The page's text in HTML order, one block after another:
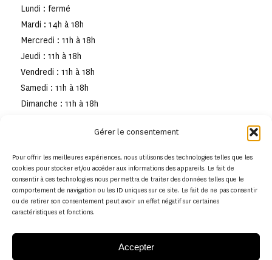
Gérer le consentement
Pour offrir les meilleures expériences, nous utilisons des technologies telles que les
cookies pour stocker et/ou accéder aux informations des appareils. Le fait de
consentir à ces technologies nous permettra de traiter des données telles que le
comportement de navigation ou les ID uniques sur ce site. Le fait de ne pas consentir
ou de retirer son consentement peut avoir un effet négatif sur certaines
caractéristiques et fonctions.
Accepter
Lundi : fermé
Mardi : 14h à 18h
Mercredi : 11h à 18h
Jeudi : 11h à 18h
Vendredi : 11h à 18h
Samedi : 11h à 18h
Dimanche : 11h à 18h